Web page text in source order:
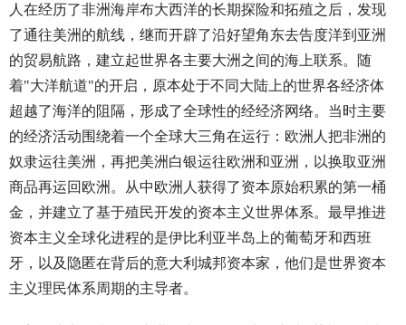
人在经历了非洲海岸布大西洋的长期探险和拓殖之后，发现
了通往美洲的航线，继而开辟了沿好望角东去告度洋到亚洲
的贸易航路，建立起世界各主要大洲之间的海上联系。随
着"大洋航道"的开启，原本处于不同大陆上的世界各经济体
超越了海洋的阻隔，形成了全球性的经经济网络。当时主要
的经济活动围绕着一个全球大三角在运行：欧洲人把非洲的
奴隶运往美洲，再把美洲白银运往欧洲和亚洲，以换取亚洲
商品再运回欧洲。从中欧洲人获得了资本原始积累的第一桶
金，并建立了基于殖民开发的资本主义世界体系。最早推进
资本主义全球化进程的是伊比利亚半岛上的葡萄牙和西班
牙，以及隐匿在背后的意大利城邦资本家，他们是世界资本
主义理民体系周期的主导者。